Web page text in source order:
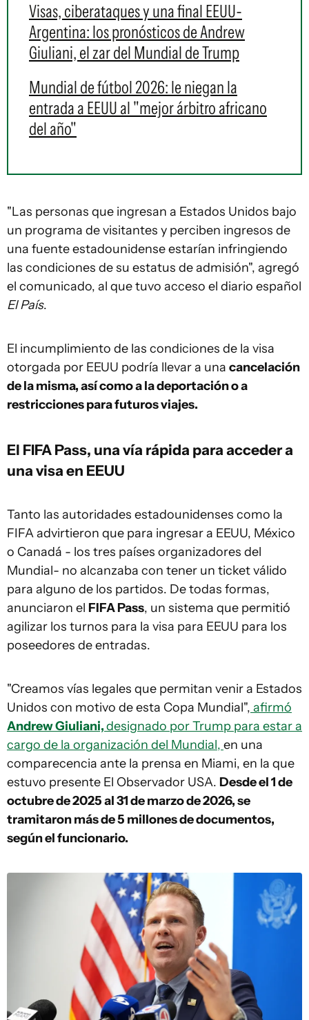
Visas, ciberataques y una final EEUU-
Argentina: los pronósticos de Andrew
Giuliani, el zar del Mundial de Trump
Mundial de fútbol 2026: le niegan la
entrada a EEUU al "mejor árbitro africano
del año"
"Las personas que ingresan a Estados Unidos bajo
un programa de visitantes y perciben ingresos de
una fuente estadounidense estarían infringiendo
las condiciones de su estatus de admisión", agregó
el comunicado, al que tuvo acceso el diario español
El País.
El incumplimiento de las condiciones de la visa
otorgada por EEUU podría llevar a una cancelación
de la misma, así como a la deportación o a
restricciones para futuros viajes.
El FIFA Pass, una vía rápida para acceder a
una visa en EEUU
Tanto las autoridades estadounidenses como la
FIFA advirtieron que para ingresar a EEUU, México
o Canadá - los tres países organizadores del
Mundial- no alcanzaba con tener un ticket válido
para alguno de los partidos. De todas formas,
anunciaron el FIFA Pass, un sistema que permitió
agilizar los turnos para la visa para EEUU para los
poseedores de entradas.
"Creamos vías legales que permitan venir a Estados
Unidos con motivo de esta Copa Mundial", afirmó
Andrew Giuliani,designado por Trump para estar a
cargo de la organización del Mundial, en una
comparecencia ante la prensa en Miami, en la que
estuvo presente El Observador USA. Desde el 1 de
octubre de 2025 al 31 de marzo de 2026, se
tramitaron más de 5 millones de documentos,
según el funcionario.